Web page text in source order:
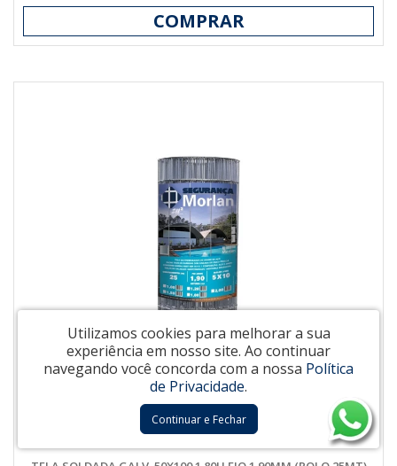
COMPRAR
Utilizamos cookies para melhorar a sua
experiência em nosso site. Ao continuar
navegando você concorda com a nossa Política
de Privacidade.
Continuar e Fechar